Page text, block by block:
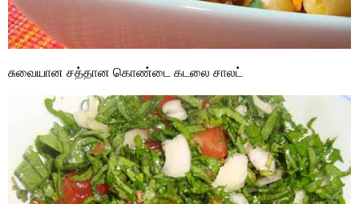
சுவையான சத்தான கொண்டை கடலை சாலட்